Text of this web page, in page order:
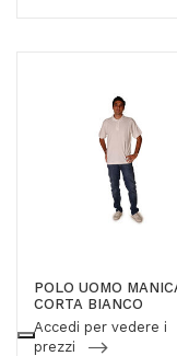
POLO UOMO
CORTA BIANCO
Accedi per vedere i
prezzi